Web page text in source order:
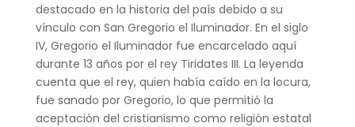
destacado en la historia del país debido a su
vínculo con San Gregorio el Iluminador. En el siglo
IV, Gregorio el Iluminador fue encarcelado aquí
durante 13 años por el rey Tiridates III. La leyenda
cuenta que el rey, quien había caído en la locura,
fue sanado por Gregorio, lo que permitió la
aceptación del cristianismo como religión estatal